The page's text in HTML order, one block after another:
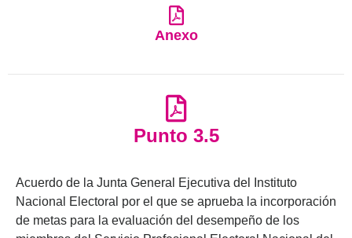
Anexo
Punto 3.5
Acuerdo de la Junta General Ejecutiva del Instituto
Nacional Electoral por el que se aprueba la incorporación
de metas para la evaluación del desempeño de los